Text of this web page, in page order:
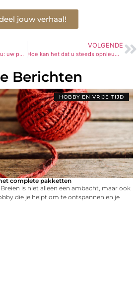
jouw verhaal!
Projectmanagementbureau: uw partner in bouw- en vastgoedadvies
VOLGENDE
Hoe kan het dat u steeds opnieuw ziek wordt: Chronische Infecties
Berichten
HOBBY EN VRIJE TIJD
complete pakketten
is niet alleen een ambacht, maar ook
die je helpt om te ontspannen en je